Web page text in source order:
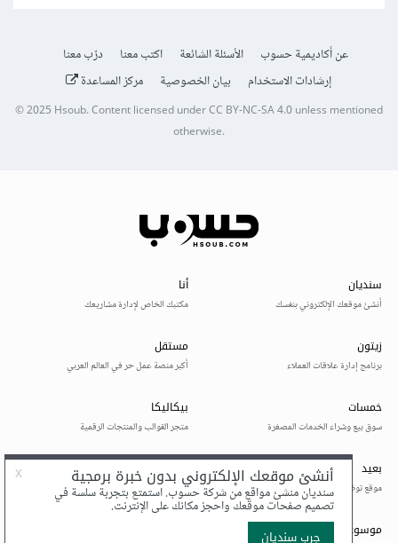
عن أكاديمية حسوب الأسئلة الشائعة اكتب معنا
درّب معنا
إرشادات الاستخدام
بيان الخصوصية مركز المساعدة
© 2025 Hsoub.Content licensed underCC BY-NC-SA 4.0unless mentioned
otherwise.